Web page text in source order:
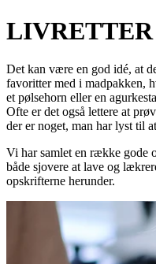
LIVRETTER
Det kan være en god idé, at
favoritter med i madpakken,
et pølsehorn eller en
Ofte er det også lettere at
der er noget, man har lyst til
Vi har samlet en række gode
både sjovere at lave og
opskrifterne herunder.